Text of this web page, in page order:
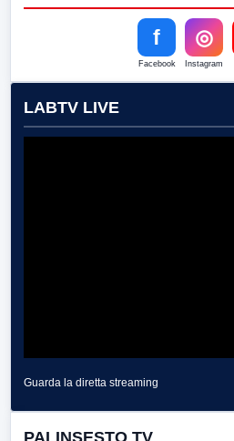
f
Facebook
◎
Instagram
LABTV LIVE
Guarda la diretta streaming